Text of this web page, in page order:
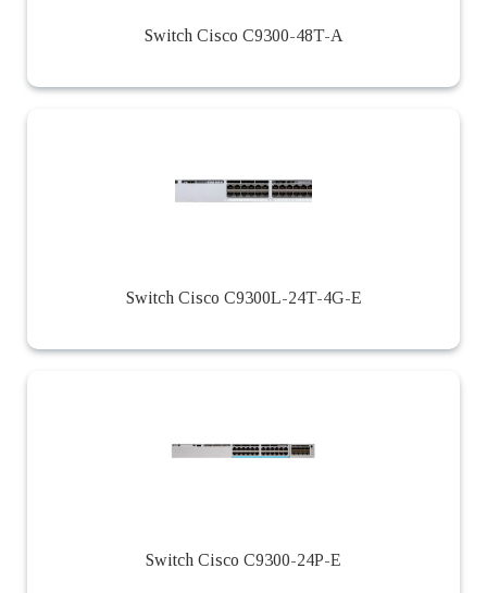
Switch Cisco C9300-48T-A
Switch Cisco C9300L-24T-4G-E
Switch Cisco C9300-24P-E